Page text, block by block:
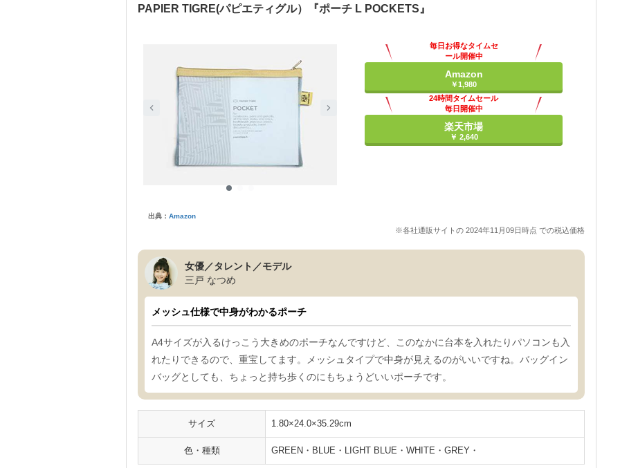
PAPIER TIGRE(パピエティグル）『ポーチ L POCKETS』
出典： Amazon
毎日お得なタイムセ
ール開催中
Amazon
￥1,980
24時間タイムセール
毎日開催中
楽天市場
￥ 2,640
※各社通販サイトの 2024年11月09日時点 での税込価格
女優／タレント／モデル
三戸 なつめ
メッシュ仕様で中身がわかるポーチ
A4サイズが入るけっこう大きめのポーチなんですけど、このなかに台本を入れたりパソコンも入
れたりできるので、重宝してます。メッシュタイプで中身が見えるのがいいですね。バッグイン
バッグとしても、ちょっと持ち歩くのにもちょうどいいポーチです。
サイズ 1.80×24.0×35.29cm
色・種類 GREEN・BLUE・LIGHT BLUE・WHITE・GREY・